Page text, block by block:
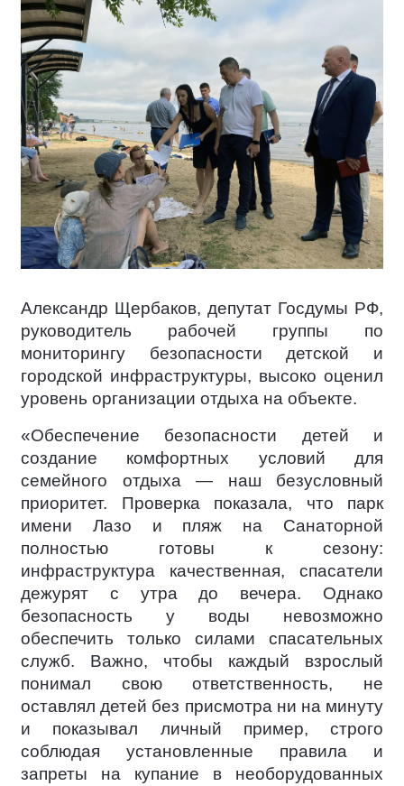
Александр Щербаков, депутат Госдумы РФ,
руководитель рабочей группы по
мониторингу безопасности детской и
городской инфраструктуры, высоко оценил
уровень организации отдыха на объекте.
«Обеспечение безопасности детей и
создание комфортных условий для
семейного отдыха — наш безусловный
приоритет. Проверка показала, что парк
имени Лазо и пляж на Санаторной
полностью готовы к сезону:
инфраструктура качественная, спасатели
дежурят с утра до вечера. Однако
безопасность у воды невозможно
обеспечить только силами спасательных
служб. Важно, чтобы каждый взрослый
понимал свою ответственность, не
оставлял детей без присмотра ни на минуту
и показывал личный пример, строго
соблюдая установленные правила и
запреты на купание в необорудованных